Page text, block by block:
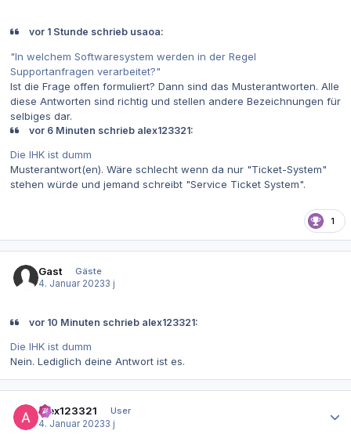
vor 1 Stunde schrieb usaoa:
"In welchem Softwaresystem werden in der Regel
Supportanfragen verarbeitet?"
Ist die Frage offen formuliert? Dann sind das Musterantworten. Alle
diese Antworten sind richtig und stellen andere Bezeichnungen für
selbiges dar.
vor 6 Minuten schrieb alex123321:
Die IHK ist dumm
Musterantwort(en). Wäre schlecht wenn da nur "Ticket-System"
stehen würde und jemand schreibt "Service Ticket System".
1
Gast
Gäste
4. Januar 20233 j
vor 10 Minuten schrieb alex123321:
Die IHK ist dumm
Nein. Lediglich deine Antwort ist es.
alex123321
User
4. Januar 20233 j